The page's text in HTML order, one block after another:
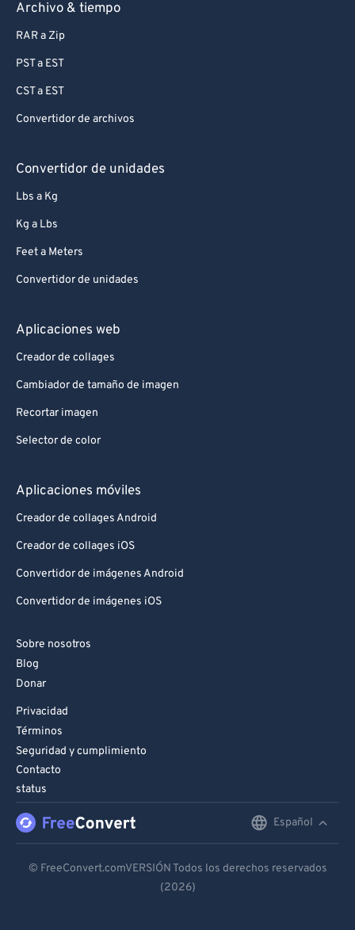
Archivo & tiempo
RAR a Zip
PST a EST
CST a EST
Convertidor de archivos
Convertidor de unidades
Lbs a Kg
Kg a Lbs
Feet a Meters
Convertidor de unidades
Aplicaciones web
Creador de collages
Cambiador de tamaño de imagen
Recortar imagen
Selector de color
Aplicaciones móviles
Creador de collages Android
Creador de collages iOS
Convertidor de imágenes Android
Convertidor de imágenes iOS
Sobre nosotros
Blog
Donar
Privacidad
Términos
Seguridad y cumplimiento
Contacto
status
Español
Español
© FreeConvert.comVERSIÓN Todos los derechos reservados
(2026)